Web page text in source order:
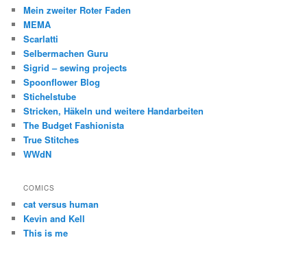
Mein zweiter Roter Faden
MEMA
Scarlatti
Selbermachen Guru
Sigrid – sewing projects
Spoonflower Blog
Stichelstube
Stricken, Häkeln und weitere Handarbeiten
The Budget Fashionista
True Stitches
WWdN
COMICS
cat versus human
Kevin and Kell
This is me